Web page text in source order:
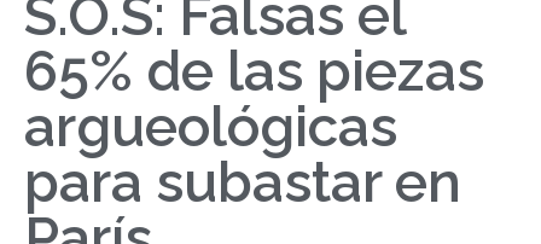
S.O.S: Falsas el
65% de las piezas
argueológicas
para subastar en